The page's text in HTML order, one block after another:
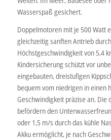
Wasserspaß gesichert.
Doppelmotoren mit je 500 Watt
gleichzeitig sanften Antrieb
Höchstgeschwindigkeit von 5,4
Kindersicherung schützt vor
eingebauten, dreistufigen
bequem vom niedrigen in einen
Geschwindigkeit präzise an. Die
befördern den
oder 1,5 m/s durch das kühle
Akku ermöglicht, je nach